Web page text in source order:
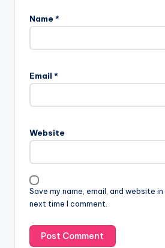
Name *
Email *
Website
Save my name, email, and website
next time I comment.